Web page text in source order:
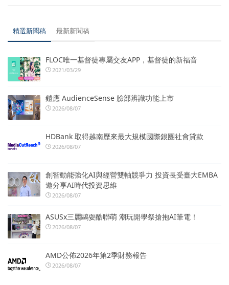
精選新聞稿 最新新聞稿
FLOC唯一基督徒專屬交友APP，基督徒的新福音
2021/03/29
鎧應 AudienceSense 臉部辨識功能上市
2026/08/07
HDBank 取得越南歷來最大規模國際銀團社會貸款
2026/08/07
創智動能強化AI與經營雙軸競爭力 投資長受臺大EMBA
邀分享AI時代投資思維
2026/08/07
ASUSx三麗鷗耍酷聯萌 潮玩開學祭搶抱AI筆電！
2026/08/07
AMD公佈2026年第2季財務報告
2026/08/07